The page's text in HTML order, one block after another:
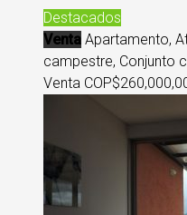
Destacados
Venta Apartamento,
campestre, Conjunto
Venta COP